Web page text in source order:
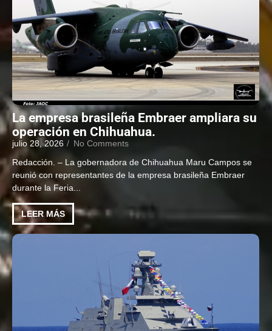
La empresa brasileña Embraer ampliara su
operación en Chihuahua.
julio 28, 2026 / No Comments
Redacción. – La gobernadora de Chihuahua Maru Campos se
reunió con representantes de la empresa brasileña Embraer
durante la Feria...
LEER MÁS